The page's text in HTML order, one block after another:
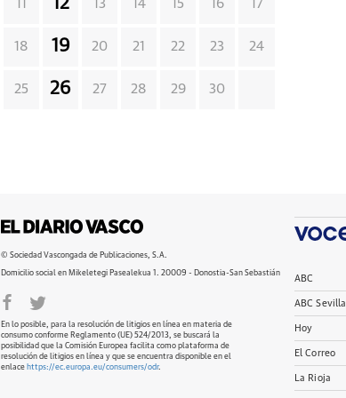
11 12 13 14 15 16 17
18 19 20 21 22 23 24
25 26 27 28 29 30
© Sociedad Vascongada de Publicaciones, S.A.
Domicilio social en Mikeletegi Pasealekua 1. 20009 - Donostia-San Sebastián
En lo posible, para la resolución de litigios en línea en materia de
consumo conforme Reglamento (UE) 524/2013, se buscará la
posibilidad que la Comisión Europea facilita como plataforma de
resolución de litigios en línea y que se encuentra disponible en el
enlace https://ec.europa.eu/consumers/odr.
ABC
ABC Sevilla
Hoy
El Correo
La Rioja